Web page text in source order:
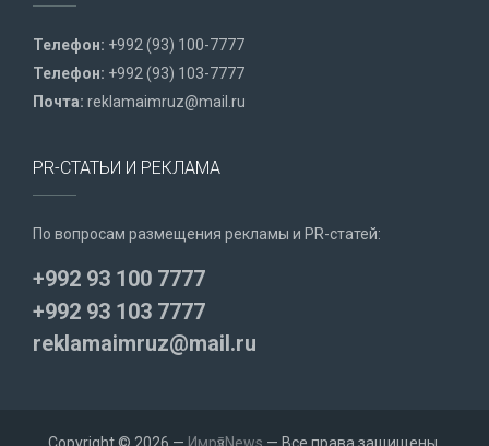
Телефон: +992 (93) 100-7777
Телефон: +992 (93) 103-7777
Почта: reklamaimruz@mail.ru
PR-СТАТЬИ И РЕКЛАМА
По вопросам размещения рекламы и PR-статей:
+992 93 100 7777
+992 93 103 7777
reklamaimruz@mail.ru
Copyright © 2026 — ИмрӯзNews — Все права защищены.